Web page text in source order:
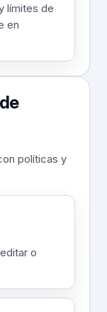
límites de
en
políticas y
o